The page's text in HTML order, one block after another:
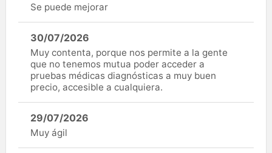
Se puede mejorar
30/07/2026
Muy contenta, porque nos permite a la gente
que no tenemos mutua poder acceder a
pruebas médicas diagnósticas a muy buen
precio, accesible a cualquiera.
29/07/2026
Muy ágil